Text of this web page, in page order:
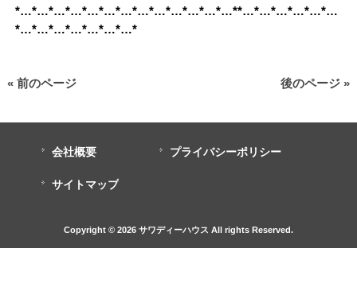
*…*…*…*…*…*…*…*…*…*…*…*…*…**…*…*…*…*…*…
*…*…*…*…*…*…*…*
« 前のページ 後のページ »
会社概要 プライバシーポリシー
サイトマップ
Copyright © 2026 サワディーハウス All rights Reserved.